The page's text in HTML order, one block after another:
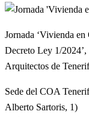
Jornada ‘Vivienda
Decreto Ley 1/
Arquitectos de
Sede del COA
Alberto Sartoris, 1)